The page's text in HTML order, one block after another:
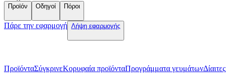
Προϊόν Οδηγοί Πόροι
Πάρε την εφαρμογή Λήψη εφαρμογής
ΠροϊόνταΣύγκρινεΚορυφαία προϊόνταПρογράμματα γευμάτωνΔίαιτες